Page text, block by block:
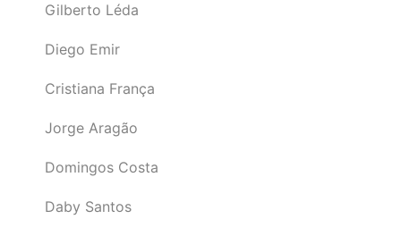
Gilberto Léda
Diego Emir
Cristiana França
Jorge Aragão
Domingos Costa
Daby Santos